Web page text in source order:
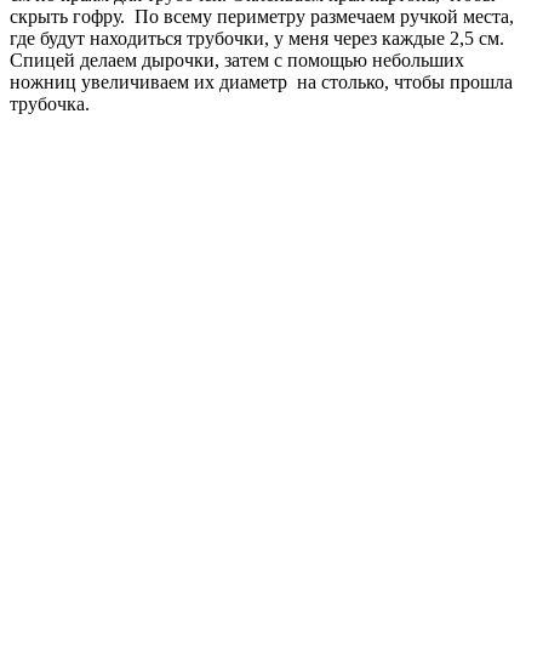
скрыть гофру. По всему периметру размечаем ручкой места,
где будут находиться трубочки, у меня через каждые 2,5 см.
Спицей делаем дырочки, затем с помощью небольших
ножниц увеличиваем их диаметр на столько, чтобы прошла
трубочка.